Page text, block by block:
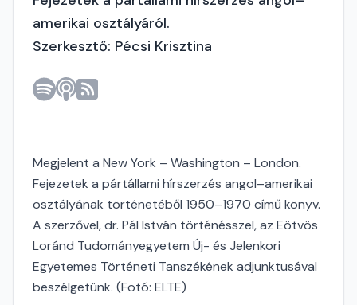
amerikai osztályáról.
Szerkesztő: Pécsi Krisztina
Megjelent a New York – Washington – London.
Fejezetek a pártállami hírszerzés angol–amerikai
osztályának történetéből 1950–1970 című könyv.
A szerzővel, dr. Pál István történésszel, az Eötvös
Loránd Tudományegyetem Új- és Jelenkori
Egyetemes Történeti Tanszékének adjunktusával
beszélgetünk. (Fotó: ELTE)